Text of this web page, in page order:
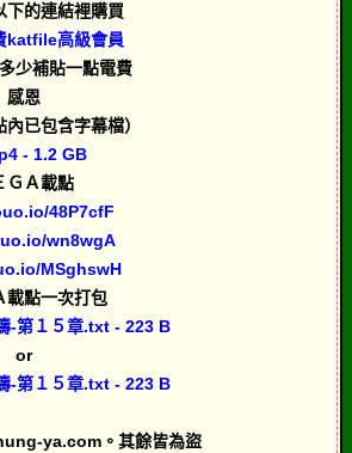
下的連結裡購買
katfile高級會員
少補貼一點電費
感恩
已包含字幕檔）
- 1.2 GB
ＧＡ載點
48P7cfF
wn8wgA
MSghswH
載點一次打包
-第１５章.txt - 223 B
or
-第１５章.txt - 223 B
ya.com。其餘皆為盜